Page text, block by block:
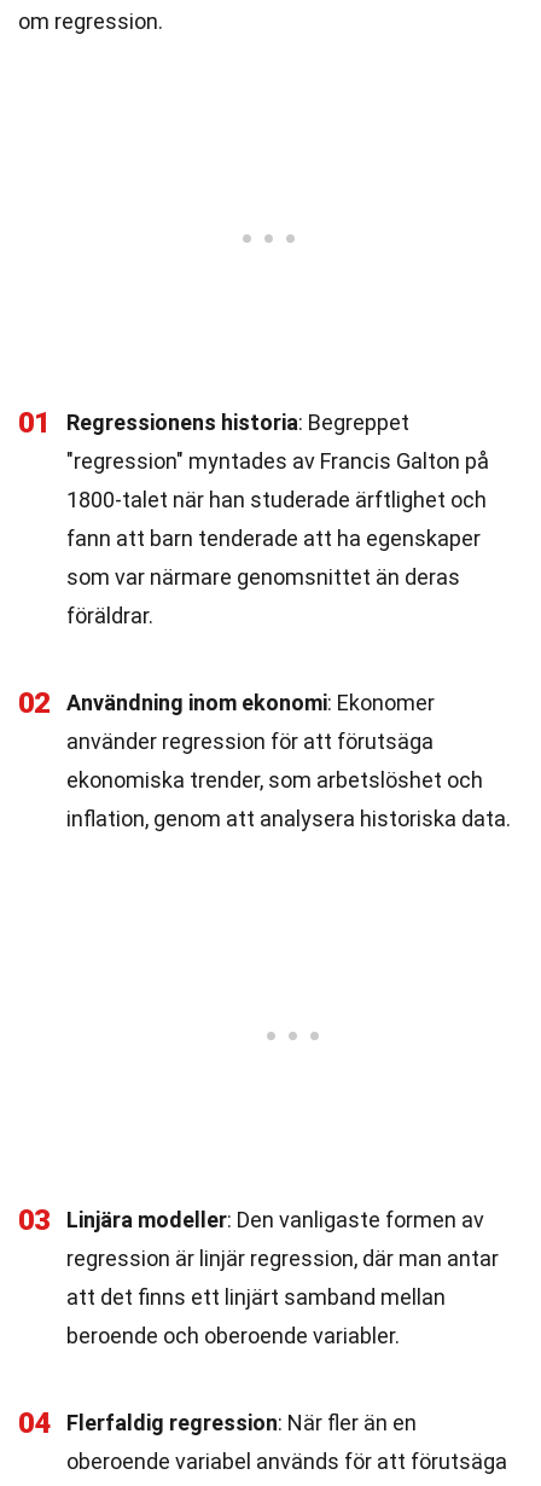
om regression.
01 Regressionens historia: Begreppet
"regression" myntades av Francis Galton på
1800-talet när han studerade ärftlighet och
fann att barn tenderade att ha egenskaper
som var närmare genomsnittet än deras
föräldrar.
02 Användning inom ekonomi: Ekonomer
använder regression för att förutsäga
ekonomiska trender, som arbetslöshet och
inflation, genom att analysera historiska data.
03 Linjära modeller: Den vanligaste formen av
regression är linjär regression, där man antar
att det finns ett linjärt samband mellan
beroende och oberoende variabler.
04 Flerfaldig regression: När fler än en
oberoende variabel används för att förutsäga